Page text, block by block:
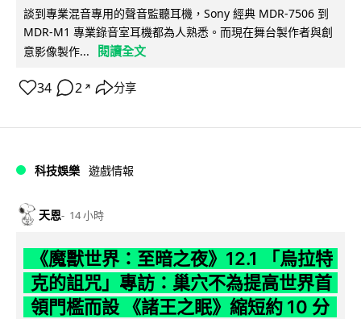
談到專業混音專用的聲音監聽耳機，Sony 經典 MDR-7506 到
MDR-M1 專業錄音室耳機都為人熟悉。而現在舞台製作者與創
意影像製作...
閱讀全文
34 2 ↗ 分享
科技娛樂 遊戲情報
天恩 14 小時
《魔獸世界：至暗之夜》12.1 「烏拉特
克的詛咒」專訪：巢穴不為提高世界首
領門檻而設 《諸王之眠》縮短約 10 分